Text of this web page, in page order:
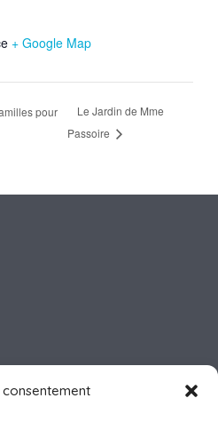
+ Google Map
pour
Le Jardin de Mme
Passoire